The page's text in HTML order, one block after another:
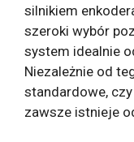
silnikiem
szeroki wybór
system idealnie
Niezależnie od
standardowe,
zawsze istnieje